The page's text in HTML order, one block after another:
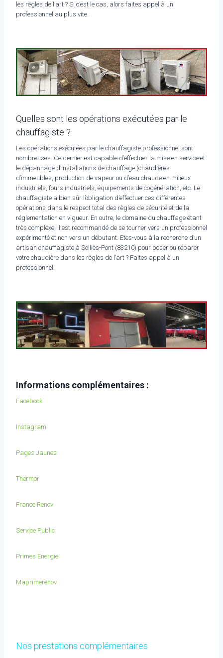
les règles de l’art ? Si c’est le cas, alors faites appel à un
professionnel au plus vite.
Quelles sont les opérations exécutées par le
chauffagiste ?
Les opérations exécutées par le chauffagiste professionnel sont
nombreuses. Ce dernier est capable d’effectuer la mise en service et
le dépannage d’installations de chauffage (chaudières
d’immeubles, production de vapeur ou d’eau chaude en milieux
industriels, fours industriels, équipements de cogénération, etc. Le
chauffagiste a bien sûr l’obligation d’effectuer ces différentes
opérations dans le respect total des règles de sécurité et de la
réglementation en vigueur. En outre, le domaine du chauffage étant
très complexe, il est recommandé de se tourner vers un professionnel
expérimenté et non vers un débutant. Etes-vous à la recherche d’un
artisan chauffagiste à Solliès-Pont (83210) pour poser ou réparer
votre chaudière dans les règles de l’art ? Faites appel à un
professionnel.
Informations complémentaires :
Facebook
Instagram
Pages Jaunes
Thermor
France Renov
Service Public
Primes Energie
Maprimerenov
Nos prestations complémentaires